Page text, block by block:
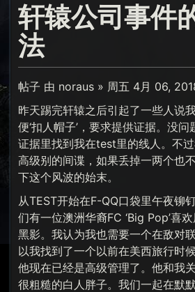
轩辕公司事件
法
帖子 由 noraus » 周五 4月 06,
昨天踢完轩辕之后引起了一些人说
便‘扣人帽子’，要求提供证据。没
证据里找到我在test里的线人。不
高级别的间谍，如果丢掉一两个也
下这个风波的始末。
从TEST开始在F-QQ口袋里午夜铆
们有一位澳洲华裔FC ‘Big Pop’喜
黑影。我认为我也需要一个在敌对
以我找到了一个以前在美西旅行时
他现在已经是高级管理了。他和我
很粗糙的白人胖子。我们一起在默